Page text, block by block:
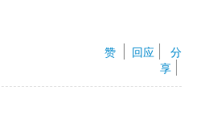
赞
回应
分
享